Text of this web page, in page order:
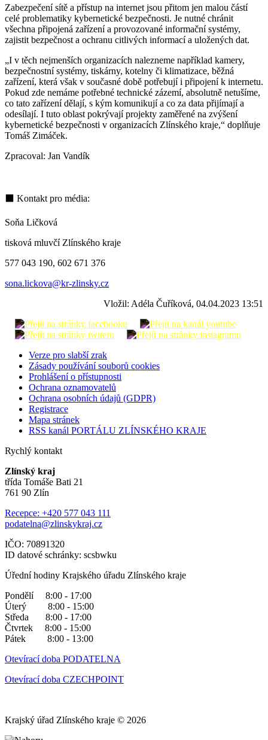
Zabezpečení sítě a přístup na internet jsou přitom jen malou částí
celé problematiky kybernetické bezpečnosti. Je nutné chránit
všechna připojená zařízení a provozované informační systémy,
zajistit bezpečnost a ochranu citlivých informací a uložených dat.
„I v těch nejmenších organizacích nalezneme například kamery,
bezpečnostní systémy, tiskárny, kotelny či klimatizace, běžná
zařízení, která však v současné době potřebují i připojení k internetu.
Pokud zde nemáme potřebné technické zázemí, absolutně netušíme,
co tato zařízení dělají, s kým komunikují a co za data přijímají a
odesílají. I tuto oblast pokrývají projekty zaměřené na zvýšení
kybernetické bezpečnosti v organizacích Zlínského kraje,“ doplňuje
Tomáš Zimáček.
Zpracoval: Jan Vandík
⬛ Kontakt pro média:
Soňa Ličková
tisková mluvčí Zlínského kraje
577 043 190, 602 671 376
sona.lickova@kr-zlinsky.cz
Vložil: Adéla Čuříková, 04.04.2023 13:51
Verze pro slabší zrak
Zásady používání souborů cookies
Prohlášení o přístupnosti
Ochrana oznamovatelů
Ochrana osobních údajů (GDPR)
Registrace
Mapa stránek
RSS kanál PORTÁLU ZLÍNSKÉHO KRAJE
Rychlý kontakt
Zlínský kraj
třída Tomáše Bati 21
761 90 Zlín
Recepce: +420 577 043 111
podatelna@zlinskykraj.cz
IČO: 70891320
ID datové schránky: scsbwku
Úřední hodiny Krajského úřadu Zlínského kraje
Pondělí 8:00 - 17:00
Úterý 8:00 - 15:00
Středa 8:00 - 17:00
Čtvrtek 8:00 - 15:00
Pátek 8:00 - 13:00
Otevírací doba PODATELNA
Otevírací doba CZECHPOINT
Krajský úřad Zlínského kraje © 2026